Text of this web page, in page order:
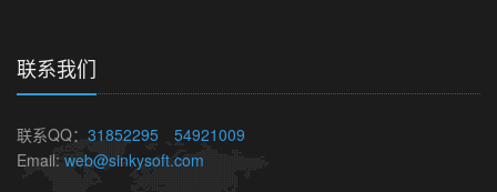
联系我们
联系QQ： 31852295
54921009
Email:web@sinkysoft.com